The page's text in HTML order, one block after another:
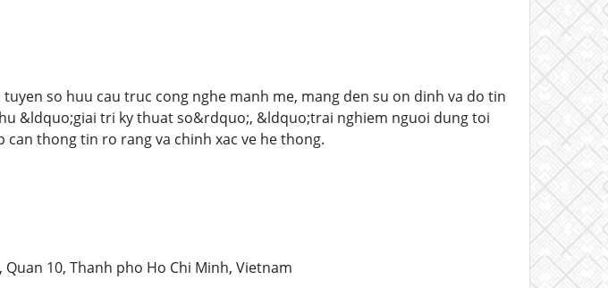
so huu cau truc cong nghe manh me, mang den su on dinh va do tin
&ldquo;giai tri ky thuat so&rdquo;, &ldquo;trai nghiem nguoi dung toi
thong tin ro rang va chinh xac ve he thong.
10, Thanh pho Ho Chi Minh, Vietnam